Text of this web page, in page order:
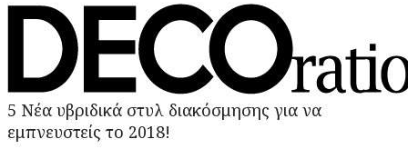
5 Νέα υβριδικά στυλ διακόσμησης για να
εμπνευστείς το 2018!